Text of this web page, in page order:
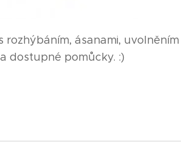
rozhýbáním, ásanami, uvolněním
dostupné pomůcky. :)